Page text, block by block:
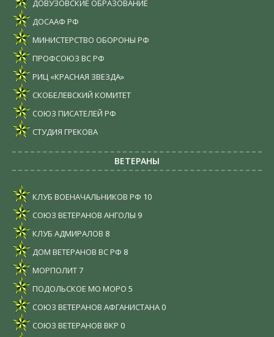
ДОВУЗОВСКИЕ ОБРАЗОВАНИЕ
ДОСААФ РФ
МИНИСТЕРСТВО ОБОРОНЫ РФ
ПРОФСОЮЗ ВС РФ
РИЦ «КРАСНАЯ ЗВЕЗДА»
СКОБЕЛЕВСКИЙ КОМИТЕТ
СОЮЗ ПИСАТЕЛЕЙ РФ
СТУДИЯ ГРЕКОВА
ВЕТЕРАНЫ
КЛУБ ВОЕНАЧАЛЬНИКОВ РФ 10
СОЮЗ ВЕТЕРАНОВ АНГОЛЫ 9
КЛУБ АДМИРАЛОВ 8
ДОМ ВЕТЕРАНОВ ВС РФ 8
МОРПОЛИТ7
ПОДОЛЬСКОЕ МО МОРО 5
СОЮЗ ВЕТЕРАНОВ АФГАНИСТАНА 0
СОЮЗ ВЕТЕРАНОВ ВКР 0